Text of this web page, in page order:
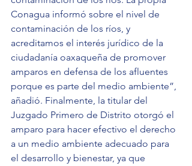
Conagua informó sobre el nivel de
contaminación de los ríos, y
acreditamos el interés jurídico de la
ciudadanía oaxaqueña de promover
amparos en defensa de los afluentes
porque es parte del medio ambiente”,
añadió. Finalmente, la titular del
Juzgado Primero de Distrito otorgó el
amparo para hacer efectivo el derecho
a un medio ambiente adecuado para
el desarrollo y bienestar, ya que